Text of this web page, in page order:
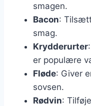
smagen.
Bacon:
smag.
Krydderurter
er populære
Fløde: Giver
sovsen.
Rødvin: